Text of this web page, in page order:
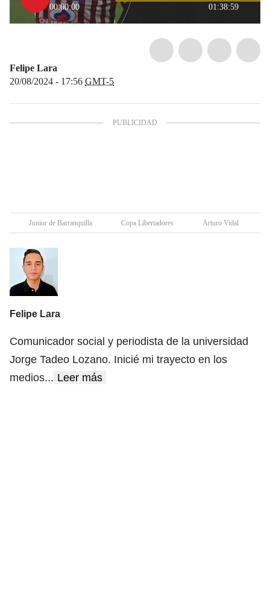
00:00:00 01:38:59
Felipe Lara
20/08/2024 - 17:56 GMT-5
Junior de Barranquilla Copa Libertadores Arturo Vidal
Felipe Lara
Comunicador social y periodista de la universidad
Jorge Tadeo Lozano. Inicié mi trayecto en los
medios... Leer más